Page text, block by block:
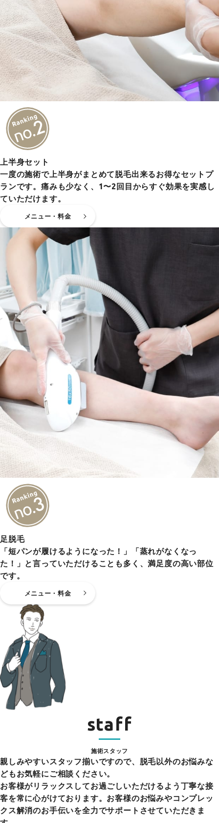
上半身セット
一度の施術で上半身がまとめて脱毛出来るお得なセットプ
ランです。痛みも少なく、1〜2回目からすぐ効果を実感し
ていただけます。
メニュー・料金
足脱毛
「短パンが履けるようになった！」「蒸れがなくなっ
た！」と言っていただけることも多く、満足度の高い部位
です。
メニュー・料金
staff
施術スタッフ
親しみやすいスタッフ揃いですので、脱毛以外のお悩みな
どもお気軽にご相談ください。
お客様がリラックスしてお過ごしいただけるよう丁寧な接
客を常に心がけております。お客様のお悩みやコンプレッ
クス解消のお手伝いを全力でサポートさせていただきま